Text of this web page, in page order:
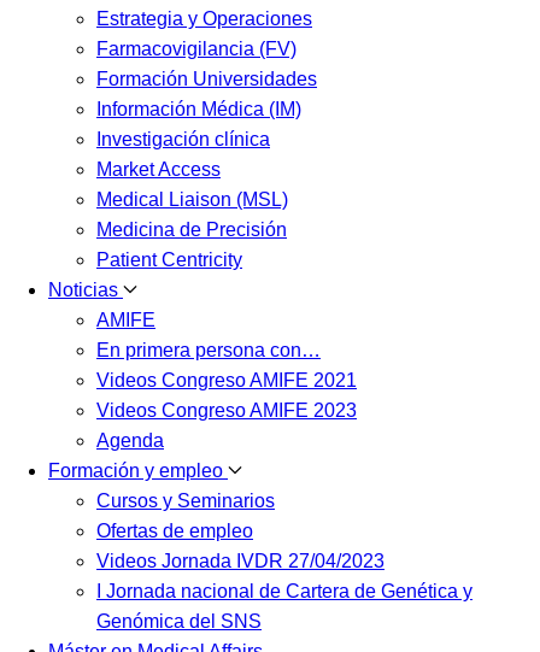
Estrategia y Operaciones
Farmacovigilancia (FV)
Formación Universidades
Información Médica (IM)
Investigación clínica
Market Access
Medical Liaison (MSL)
Medicina de Precisión
Patient Centricity
Noticias
AMIFE
En primera persona con…
Videos Congreso AMIFE 2021
Videos Congreso AMIFE 2023
Agenda
Formación y empleo
Cursos y Seminarios
Ofertas de empleo
Videos Jornada IVDR 27/04/2023
I Jornada nacional de Cartera de Genética y
Genómica del SNS